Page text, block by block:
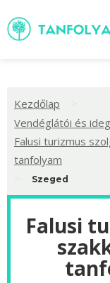
Kezdőlap
Vendéglátói és
Falusi turizmus
tanfolyam
Szeged
Falusi